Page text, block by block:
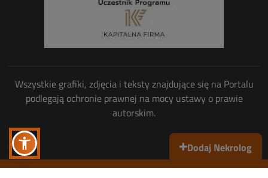
Dodaj Nekrolog
Wszystkie grafiki, zdjęcia i teksty znajdujące się na Portalu
podlegają ochronie prawnej na mocy ustawy o prawie
autorskim.